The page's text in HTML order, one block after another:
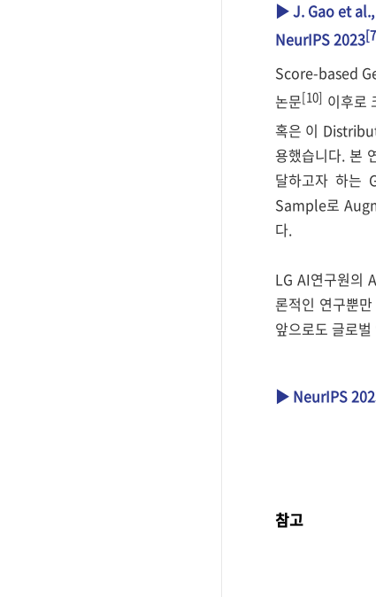
▶ J. Gao et
NeurIPS 2023
Score-based
논문[10] 이후로
혹은 이
용했습니다. 본
달하고자 하
Sample로
다.
LG AI연구원의
론적인 연구뿐
앞으로도 글로
▶ NeurIPS
참고